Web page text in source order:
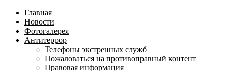
Главная
Новости
Фотогалерея
Антитеррор
Телефоны экстренных служб
Пожаловаться на противоправный контент
Правовая информация